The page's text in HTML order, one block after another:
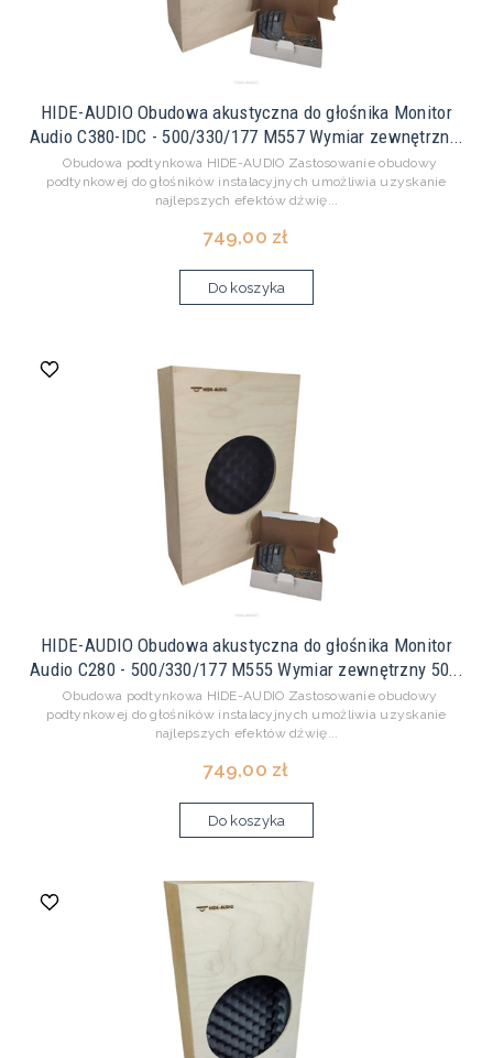
HIDE-AUDIO Obudowa akustyczna do głośnika Monitor
Audio C380-IDC - 500/330/177 M557 Wymiar zewnętrzn...
Obudowa podtynkowa HIDE-AUDIO Zastosowanie obudowy
podtynkowej do głośników instalacyjnych umożliwia uzyskanie
najlepszych efektów dźwię...
749,00 zł
Do koszyka
HIDE-AUDIO Obudowa akustyczna do głośnika Monitor
Audio C280 - 500/330/177 M555 Wymiar zewnętrzny 50...
Obudowa podtynkowa HIDE-AUDIO Zastosowanie obudowy
podtynkowej do głośników instalacyjnych umożliwia uzyskanie
najlepszych efektów dźwię...
749,00 zł
Do koszyka